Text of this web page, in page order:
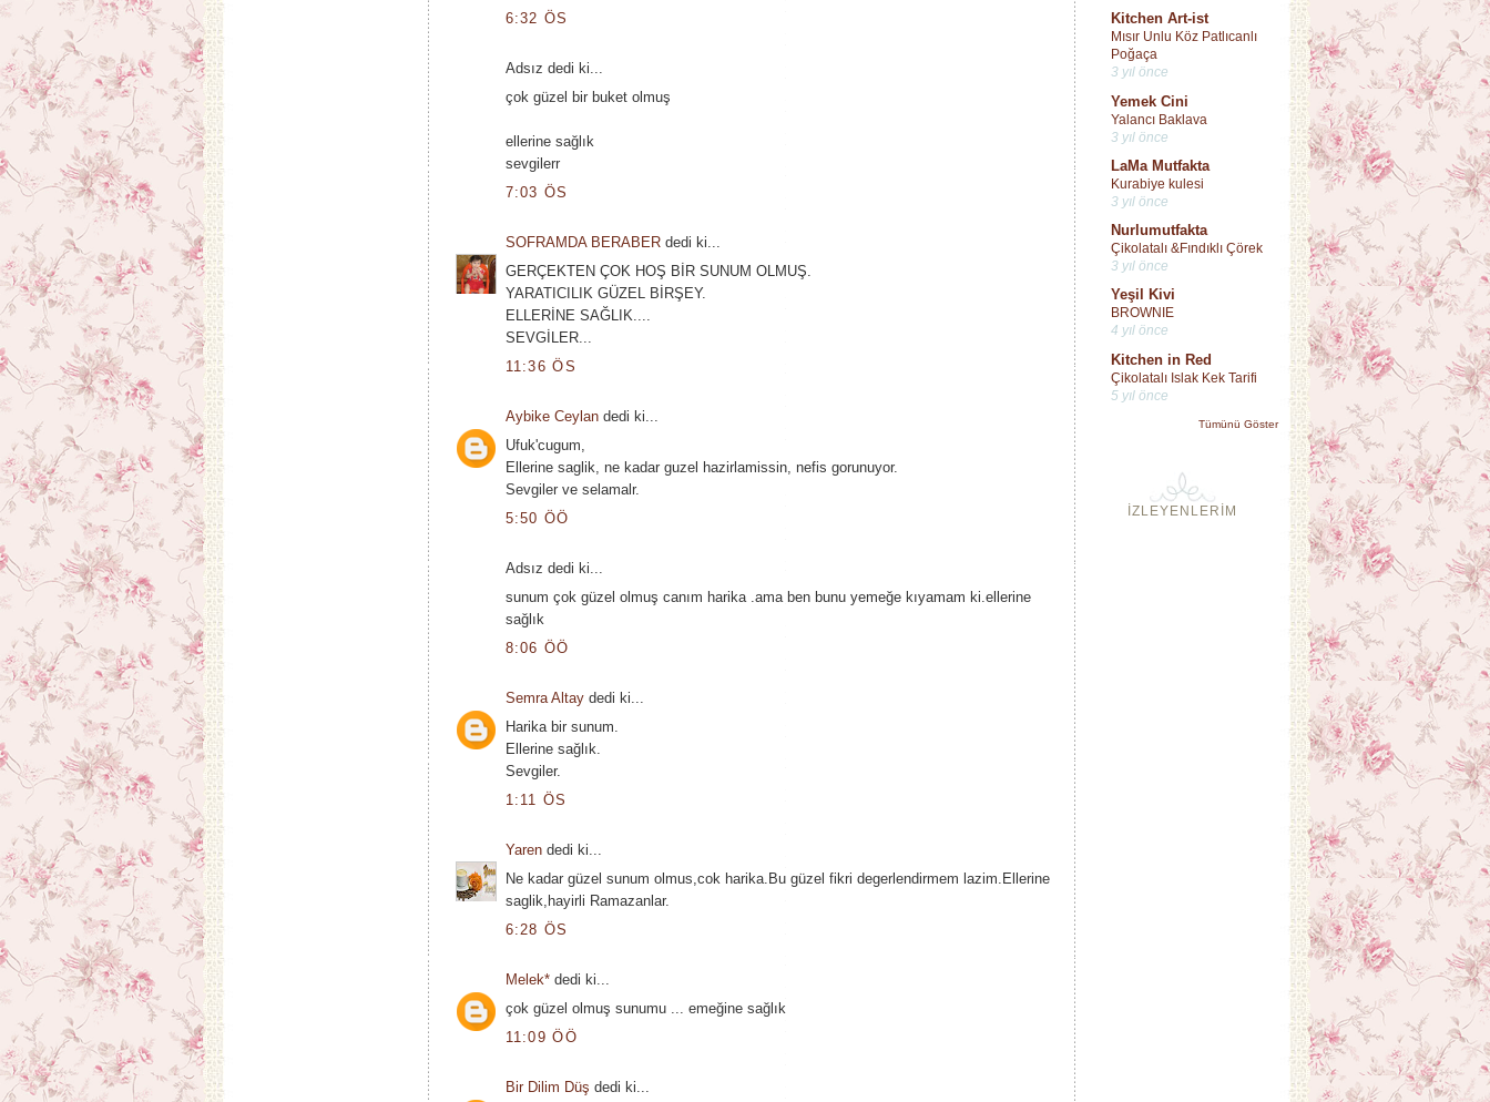
Kitchen Art-ist
Mısır Unlu Köz Patlıcanlı
Poğaça
3 yıl önce
Yemek Cini
Yalancı Baklava
3 yıl önce
LaMa Mutfakta
Kurabiye kulesi
3 yıl önce
Nurlumutfakta
Çikolatalı &Fındıklı Çörek
3 yıl önce
Yeşil Kivi
BROWNIE
4 yıl önce
Kitchen in Red
Çikolatalı Islak Kek Tarifi
5 yıl önce
Tümünü Göster
İZLEYENLERİM
6:32 ÖS
Adsız dedi ki...
çok güzel bir buket olmuş
ellerine sağlık
sevgilerr
7:03 ÖS
SOFRAMDA BERABERdedi ki...
GERÇEKTEN ÇOK HOŞ BİR SUNUM OLMUŞ.
YARATICILIK GÜZEL BİRŞEY.
ELLERİNE SAĞLIK....
SEVGİLER...
11:36 ÖS
Aybike Ceylandedi ki...
Ufuk'cugum,
Ellerine saglik, ne kadar guzel hazirlamissin, nefis gorunuyor.
Sevgiler ve selamalr.
5:50 ÖÖ
Adsız dedi ki...
sunum çok güzel olmuş canım harika .ama ben bunu yemeğe kıyamam ki.ellerine
sağlık
8:06 ÖÖ
Semra Altaydedi ki...
Harika bir sunum.
Ellerine sağlık.
Sevgiler.
1:11 ÖS
Yarendedi ki...
Ne kadar güzel sunum olmus,cok harika.Bu güzel fikri degerlendirmem lazim.Ellerine
saglik,hayirli Ramazanlar.
6:28 ÖS
Melek*dedi ki...
çok güzel olmuş sunumu ... emeğine sağlık
11:09 ÖÖ
Bir Dilim Düş dedi ki...